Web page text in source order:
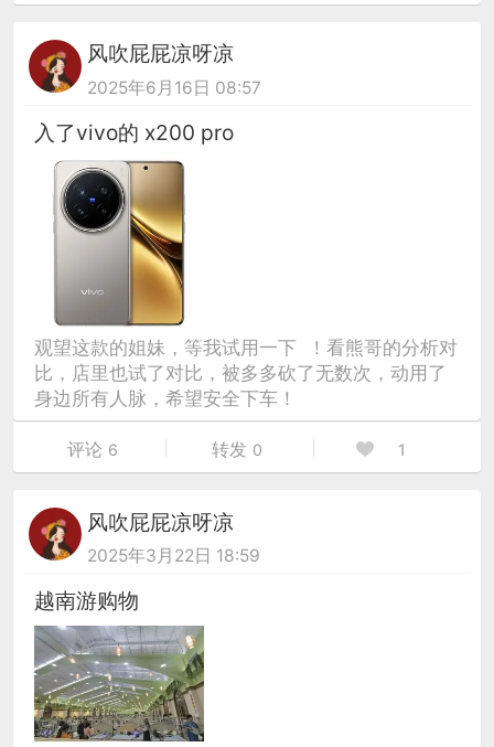
风吹屁屁凉呀凉
2025年6月16日 08:57
入了vivo的 x200 pro
观望这款的姐妹，等我试用一下 ！看熊哥的分析对
比，店里也试了对比，被多多砍了无数次，动用了
身边所有人脉，希望安全下车！
评论 6 转发 0 1
风吹屁屁凉呀凉
2025年3月22日 18:59
越南游购物